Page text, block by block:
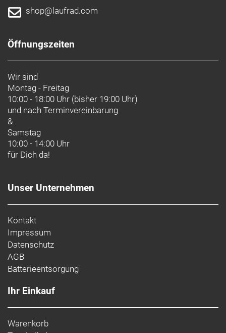
shop@laufrad.com
Öffnungszeiten
Wir sind
Montag - Freitag
10:00 - 18:00 Uhr (bisher 19:00 Uhr)
und nach Terminvereinbarung
&
Samstag
10:00 - 14:00 Uhr
für Dich da!
Unser Unternehmen
Kontakt
Impressum
Datenschutz
AGB
Batterieentsorgung
Ihr Einkauf
Warenkorb